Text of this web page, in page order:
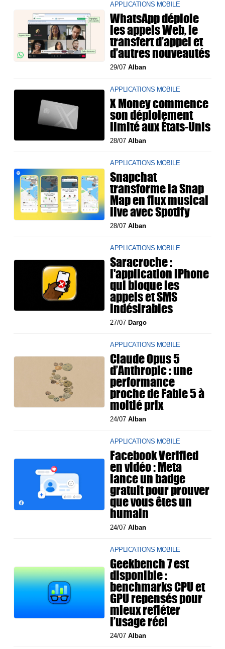
APPLICATIONS MOBILE
WhatsApp déploie
les appels Web, le
transfert d’appel et
d’autres nouveautés
29/07Alban
APPLICATIONS MOBILE
X Money commence
son déploiement
limité aux États-Unis
28/07Alban
APPLICATIONS MOBILE
Snapchat
transforme la Snap
Map en flux musical
live avec Spotify
28/07Alban
APPLICATIONS MOBILE
Saracroche :
l'application iPhone
qui bloque les
appels et SMS
indésirables
27/07 Dargo
APPLICATIONS MOBILE
Claude Opus 5
d’Anthropic : une
performance
proche de Fable 5 à
moitié prix
24/07Alban
APPLICATIONS MOBILE
Facebook Verified
en vidéo : Meta
lance un badge
gratuit pour prouver
que vous êtes un
humain
24/07Alban
APPLICATIONS MOBILE
Geekbench 7 est
disponible :
benchmarks CPU et
GPU repensés pour
mieux refléter
l’usage réel
24/07Alban